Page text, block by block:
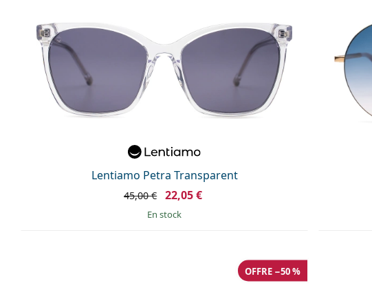
Lentiamo Petra Transparent
45,00 € 22,05 €
en stock
OFFRE −50 %